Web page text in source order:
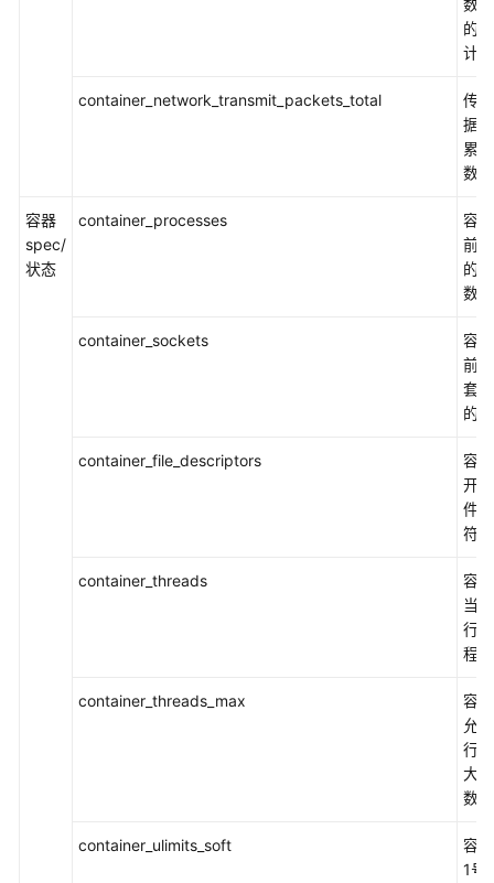
数
的
计数
container_network_transmit_packets_total
传
据
累
数
容器
spec/
状态
container_processes
容
前
的
数
container_sockets
容
前
套
的
container_file_descriptors
容
开
件
符
container_threads
容
当
行
程数
container_threads_max
容
允
行
大
数
container_ulimits_soft
容
1号